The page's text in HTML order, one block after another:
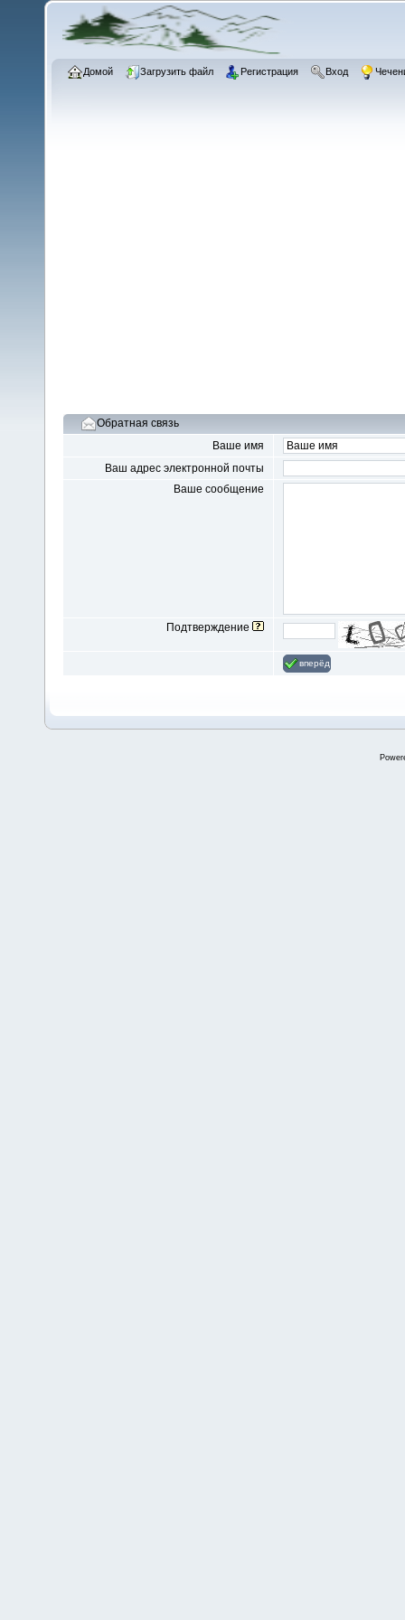
Домой Загрузить файл Регистрация Вход
Обратная связь
Ваше имя
Ваш адрес электронной почты
Ваше сообщение
Подтверждение
вперёд